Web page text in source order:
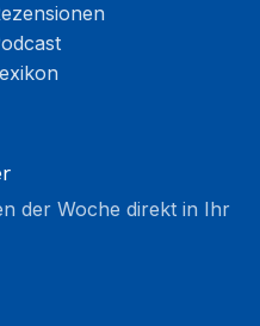
der Woche direkt in Ihr